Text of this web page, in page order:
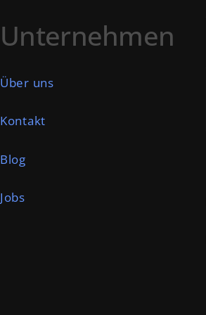
Unternehmen
Über uns
Kontakt
Blog
Jobs